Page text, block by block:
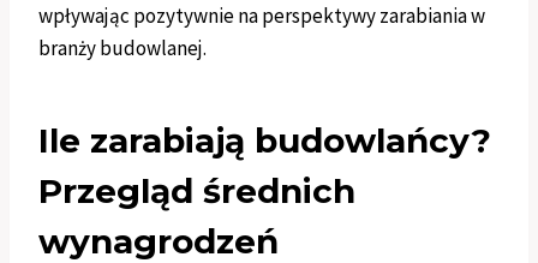
wpływając pozytywnie na perspektywy zarabiania w
branży budowlanej.
Ile zarabiają budowlańcy?
Przegląd średnich
wynagrodzeń